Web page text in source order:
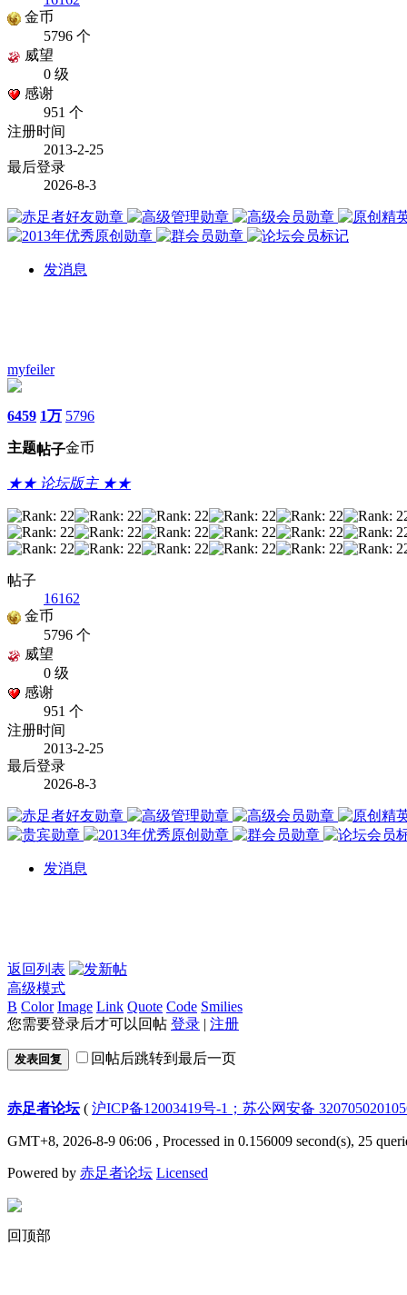
金币
5796 个
威望
0 级
感谢
951 个
注册时间
2013-2-25
最后登录
2026-8-3
发消息
myfeiler
6459
主题
1万
帖子
5796
金币
★★ 论坛版主 ★★
帖子
16162
金币
5796 个
威望
0 级
感谢
951 个
注册时间
2013-2-25
最后登录
2026-8-3
发消息
返回列表
高级模式
B Color Image Link Quote Code Smilies
您需要登录后才可以回帖 登录 | 注册
发表回复 回帖后跳转到最后一页
赤足者论坛( 沪ICP备12003419号-1；苏公网安备
GMT+8, 2026-8-9 06:06 , Processed in 0.156009 second(s), 25
Powered by 赤足者论坛 Licensed
回顶部